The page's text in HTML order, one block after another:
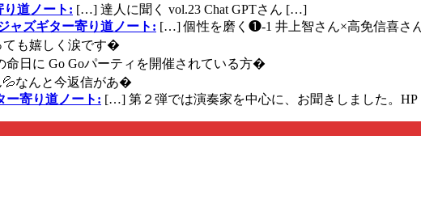
り道ノート: […] 達人に聞く vol.23 Chat GPTさん […]
ャズギター寄り道ノート: […] 個性を磨く❶-1 井上智さん×高免信喜さん
ても嬉しく涙です�
命日に Go Goパーティを開催されている方�
💦なんと今返信があ�
ー寄り道ノート: […] 第２弾では演奏家を中心に、お聞きしました。